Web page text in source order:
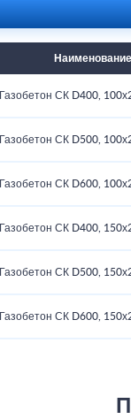
Наименование
Газобетон СК D400,
Газобетон СК D500,
Газобетон СК D600,
Газобетон СК D400,
Газобетон СК D500,
Газобетон СК D600,